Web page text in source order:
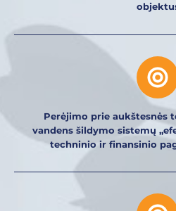
Perėjimo prie aukštesnės
vandens šildymo sistemų
techninio ir finansinio